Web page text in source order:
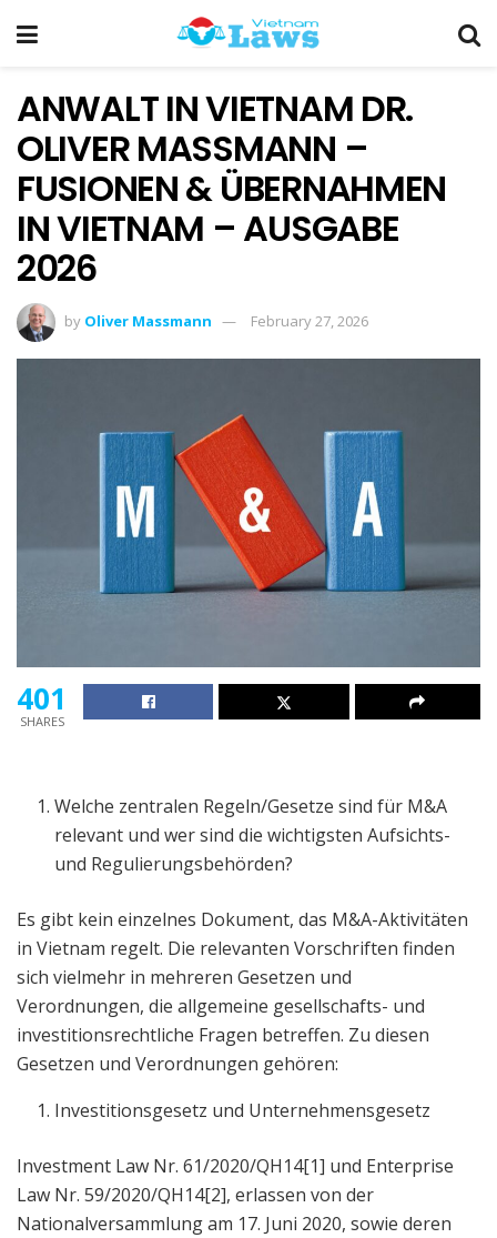
ANWALT IN VIETNAM DR.
OLIVER MASSMANN –
FUSIONEN & ÜBERNAHMEN
IN VIETNAM – AUSGABE
2026
by Oliver Massmann February 27, 2026
401
SHARES
Welche zentralen Regeln/Gesetze sind für M&A
relevant und wer sind die wichtigsten Aufsichts-
und Regulierungsbehörden?
Es gibt kein einzelnes Dokument, das M&A-Aktivitäten
in Vietnam regelt. Die relevanten Vorschriften finden
sich vielmehr in mehreren Gesetzen und
Verordnungen, die allgemeine gesellschafts- und
investitionsrechtliche Fragen betreffen. Zu diesen
Gesetzen und Verordnungen gehören:
Investitionsgesetz und Unternehmensgesetz
Investment Law Nr. 61/2020/QH14[1] und Enterprise
Law Nr. 59/2020/QH14[2], erlassen von der
Nationalversammlung am 17. Juni 2020, sowie deren